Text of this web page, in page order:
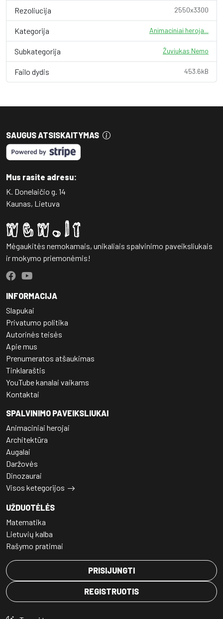
Rezoliucija 2550x3300
Kategorija Animaciniai heroja...
Subkategorija Žuviukas Nemo
Failo dydis 453.6kB
SAUGUS ATSISKAITYMAS
Mus rasite adresu:
K. Donelaičio g. 14
Kaunas, Lietuva
Mėgaukitės nemokamais, unikaliais spalvinimo paveiksliukais
ir mokymo priemonėmis!
INFORMACIJA
Slapukai
Privatumo politika
Autorinės teisės
Apie mus
Prenumeratos atšaukimas
Tinklaraštis
YouTube kanalai vaikams
Kontaktai
SPALVINIMO PAVEIKSLIUKAI
Animaciniai herojai
Architektūra
Augalai
Daržovės
Dinozaurai
Visos ketegorijos
UŽDUOTĖLĖS
Matematika
Lietuvių kalba
Rašymo pratimai
PRISIJUNGTI
REGISTRUOTIS